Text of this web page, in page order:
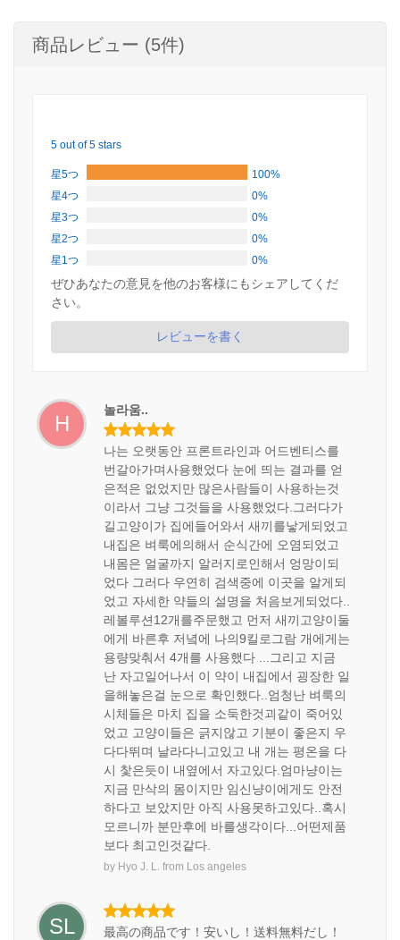
商品レビュー (5件)
5 out of 5 stars
星5つ
100%
星4つ
0%
星3つ
0%
星2つ
0%
星1つ
0%
ぜひあなたの意見を他のお客様にもシェアしてくだ
さい。
レビューを書く
H
놀라움..
나는 오랫동안 프론트라인과 어드벤티스를
번갈아가며사용했었다 눈에 띄는 결과를 얻
은적은 없었지만 많은사람들이 사용하는것
이라서 그냥 그것들을 사용했었다.그러다가
길고양이가 집에들어와서 새끼를낳게되었고
내집은 벼룩에의해서 순식간에 오염되었고
내몸은 얼굴까지 알러지로인해서 엉망이되
었다 그러다 우연히 검색중에 이곳을 알게되
었고 자세한 약들의 설명을 처음보게되었다..
레볼루션12개를주문했고 먼저 새끼고양이둘
에게 바른후 저녘에 나의9킬로그람 개에게는
용량맞춰서 4개를 사용했다 ...그리고 지금
난 자고일어나서 이 약이 내집에서 굉장한 일
을해놓은걸 눈으로 확인했다..엄청난 벼룩의
시체들은 마치 집을 소둑한것괴같이 죽어있
었고 고양이들은 긁지않고 기분이 좋은지 우
다다뛰며 날라다니고있고 내 개는 평온을 다
시 찿은듯이 내옆에서 자고있다.엄마냥이는
지금 만삭의 몸이지만 임신냥이에게도 안전
하다고 보았지만 아직 사용못하고있다..혹시
모르니까 분만후에 바를생각이다...어떤제품
보다 최고인것같다.
by Hyo J. L. from Los angeles
SL
最高の商品です！安いし！送料無料だし！